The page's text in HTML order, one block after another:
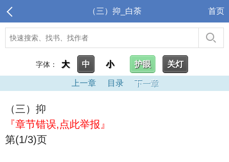
（三）抑_白荼 首页
字体： 大 中 小 护眼 关灯
上一章 目录 下一章
（三）抑
『章节错误,点此举报』
第(1/3)页